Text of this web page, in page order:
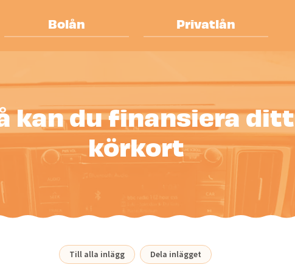
Bolån Privatlån
kan du finansiera ditt
körkort
Till alla inlägg Dela inlägget